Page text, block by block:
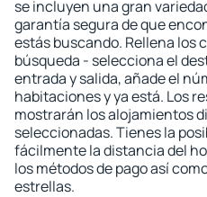
se incluyen una gran
garantía segura de que
estás buscando. Rellena los
búsqueda - selecciona el
entrada y salida, añade el
habitaciones y ya está. Los
mostrarán los alojamientos
seleccionadas. Tienes la
fácilmente la distancia del
los métodos de pago así
estrellas.